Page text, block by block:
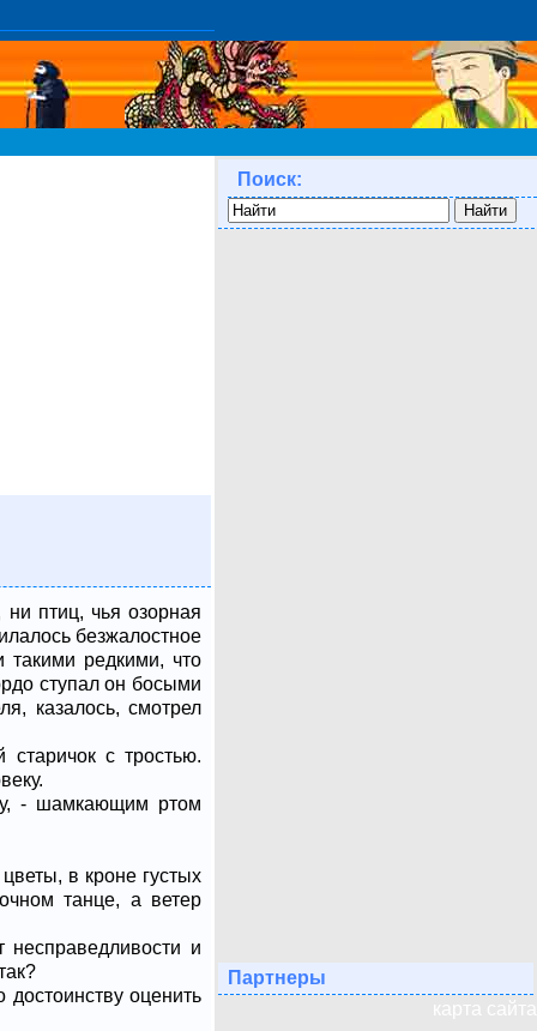
птиц, чья озорная
безжалостное
такими редкими, что
ступал он босыми
казалось, смотрел
с тростью.
- шамкающим ртом
в кроне густых
танце, а ветер
и
оценить
Поиск:
Партнеры